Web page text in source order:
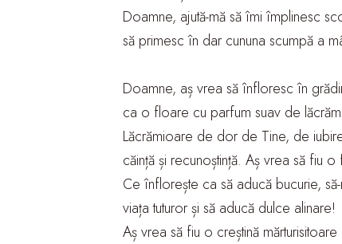
Doamne, ajută-mă să îmi împlinesc
să primesc în dar cununa scumpă a
Doamne, aș vrea să înfloresc în
ca o floare cu parfum suav de
Lăcrămioare de dor de Tine, de
căință și recunoștință. Aș vrea să fiu
Ce înflorește ca să aducă bucurie,
viața tuturor și să aducă dulce alinare!
Aș vrea să fiu o creștină mărturisitoare